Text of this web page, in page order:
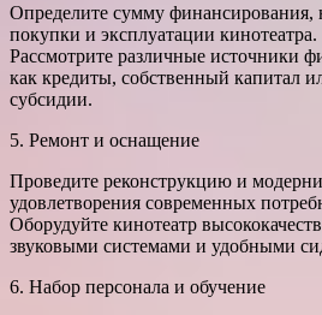
Определите сумму финансирования,
покупки и эксплуатации кинотеатра.
Рассмотрите различные источники
как кредиты, собственный капитал
субсидии.
5. Ремонт и оснащение
Проведите реконструкцию и
удовлетворения современных
Оборудуйте кинотеатр
звуковыми системами и удобными
6. Набор персонала и обучение